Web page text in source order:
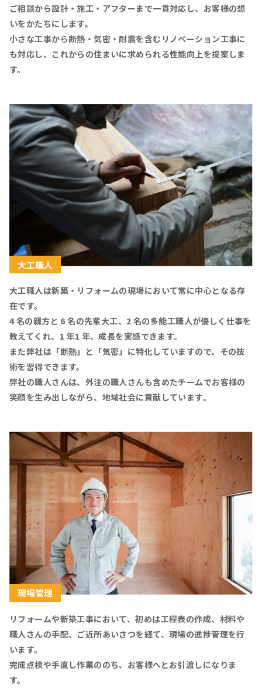
ご相談から設計・施工・アフターまで一貫対応し、お客様の想
いをかたちにします。
小さな工事から断熱・気密・耐震を含むリノベーション工事に
も対応し、これからの住まいに求められる性能向上を提案しま
す。
大工職人
大工職人は新築・リフォームの現場において常に中心となる存
在です。
4 名の親方と 6 名の先輩大工、2 名の多能工職人が優しく仕事を
教えてくれ、1 年1 年、成長を実感できます。
また弊社は「断熱」と「気密」に特化していますので、その技
術を習得できます。
弊社の職人さんは、外注の職人さんも含めたチームでお客様の
笑顔を生み出しながら、地域社会に貢献しています。
現場管理
リフォームや新築工事において、初めは工程表の作成、材料や
職人さんの手配、ご近所あいさつを経て、現場の進捗管理を行
います。
完成点検や手直し作業ののち、お客様へとお引渡しになりま
す。